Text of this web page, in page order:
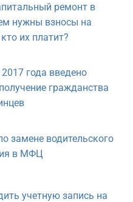
ремонт в
нужны взносы на
их платит?
года введено
гражданства
замене водительского
в МФЦ
учетную запись на